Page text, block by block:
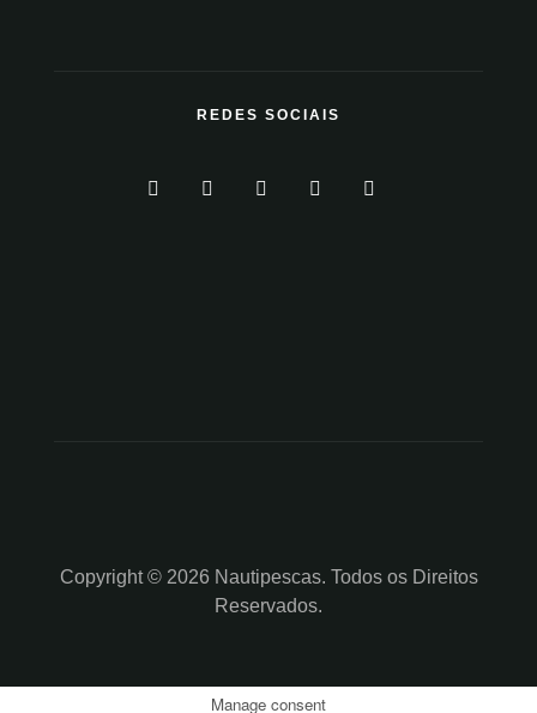
REDES SOCIAIS
Copyright © 2026 Nautipescas. Todos os Direitos
Reservados.
Manage consent